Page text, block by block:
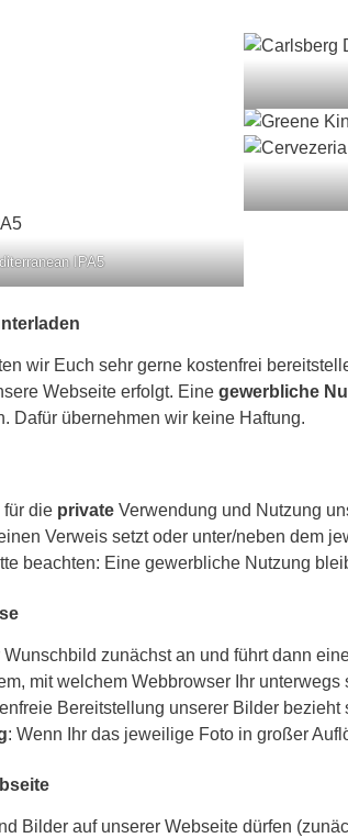
IPA5
wir Euch sehr gerne kostenfrei
Webseite erfolgt. Eine gewerbliche
Dafür übernehmen wir keine Haftung.
für die private Verwendung und Nutzung
Verweis setzt oder unter/neben dem
beachten: Eine gewerbliche Nutzung
zunächst an und führt dann
mit welchem Webbrowser Ihr
Bereitstellung unserer Bilder
: Wenn Ihr das jeweilige Foto in großer
Bilder auf unserer Webseite dürfen